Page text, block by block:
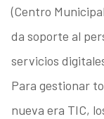
(Centro
da soporte al
servicios
Para gestionar
nueva era TIC,